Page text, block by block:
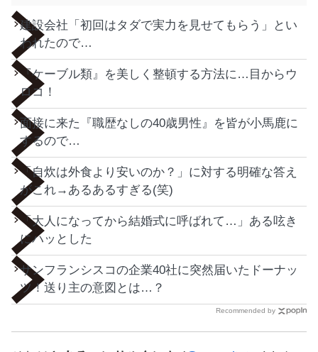
建設会社「初回はタダで実力を見せてもらう」とい
われたので…
『ケーブル類』を美しく整頓する方法に…目からウ
ロコ！
面接に来た『職歴なしの40歳男性』を皆が小馬鹿に
するので…
「自炊は外食より安いのか？」に対する明確な答え
がこれ→あるあるすぎる(笑)
「大人になってから結婚式に呼ばれて…」ある呟き
にハッとした
サンフランシスコの企業40社に突然届いたドーナッ
ツ！送り主の意図とは…？
Recommended by